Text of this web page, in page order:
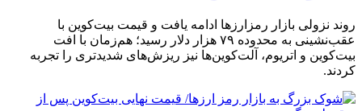
روند نزولی بازار رمزارز‌ها ادامه یافت و قیمت بیت‌کوین با
عقب‌نشینی به محدوده ۷۹ هزار دلار رسید؛ هم‌زمان با افت
بیت‌کوین و اتریوم، آلت‌کوین‌ها نیز ریزش‌های شدیدتری را تجربه
کردند.